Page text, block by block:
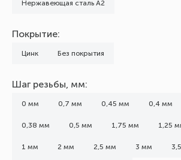
Нержавеющая сталь А2
Покрытие:
Цинк Без покрытия
Шаг резьбы, мм:
0 мм 0,7 мм 0,45 мм 0,4 мм
0,38 мм 0,5 мм 1,75 мм 1,25
1 мм 2 мм 2,5 мм 3 мм